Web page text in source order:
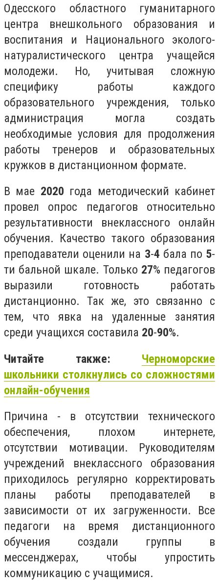
Одесского областного гуманитарного
центра внешкольного образования и
воспитания и Национального эколого-
натуралистического центра учащейся
молодежи. Но, учитывая сложную
специфику работы каждого
образовательного учреждения, только
администрация могла создать
необходимые условия для продолжения
работы тренеров и образовательных
кружков в дистанционном формате.
В мае 2020 года методический кабинет
провел опрос педагогов относительно
результативности внеклассного онлайн
обучения. Качество такого образования
преподаватели оценили на 3-4 бала по 5-
ти бальной шкале. Только 27% педагогов
выразили готовность работать
дистанционно. Так же, это связанно с
тем, что явка на удаленные занятия
среди учащихся составила 20-90%.
Читайте также: Черноморские
школьники столкнулись со сложностями
онлайн-обучения
Причина - в отсутствии технического
обеспечения, плохом интернете,
отсутствии мотивации. Руководителям
учреждений внеклассного образования
приходилось регулярно корректировать
планы работы преподавателей в
зависимости от их загруженности. Все
педагоги на время дистанционного
обучения создали группы в
мессенджерах, чтобы упростить
коммуникацию с учащимися.